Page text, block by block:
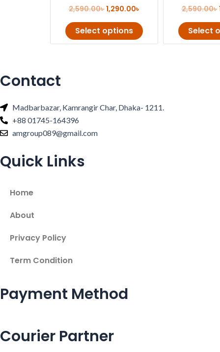
2,590.00৳1,290.00৳
Select options
options
may
product
2,590.00৳
Select
Contact
Madbarbazar, Kamrangir Char, Dhaka- 1211.
+88 01745-164396
amgroup089@gmail.com
Quick Links
Home
About
Privacy Policy
Term Condition
Payment Method
Courier Partner